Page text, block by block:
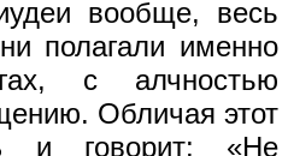
вообще, весь
полагали именно
с алчностью
Обличая этот
и говорит: «Не